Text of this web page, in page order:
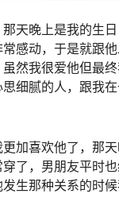
天晚上是我的生
感动，于是就跟
然我很爱他但最
细腻的人，跟我
加喜欢他了，那
了，男朋友平时
生那种关系的时候